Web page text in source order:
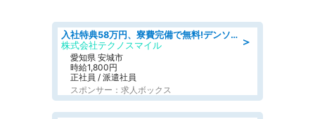
＞
入社特典58万円、寮費完備で無料!デンソーで働こう!自動車工場で小型部品の検査業務 denso aichi
株式会社テクノスマイル
愛知県 安城市
時給1,800円
正社員 / 派遣社員
スポンサー：求人ボックス